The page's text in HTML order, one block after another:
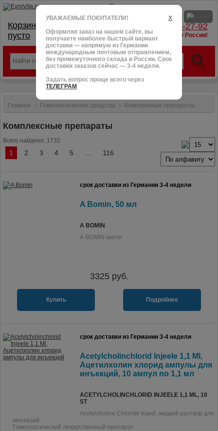
тел.: +7 (966) 095-27-92
доставим в любую точку России!
Корзина:
пусто
X
УВАЖАЕМЫЕ ПОКУПАТЕЛИ!
Оформляя заказ на нашем сайте, вы
получаете наиболее быстрый вариант
доставки — напрямую из Германии
международным почтовым отправлением,
без промежуточного склада в России. Срок
доставки заказов сейчас — 3-4 недели.
Задать вопрос проще всего через
ТЕЛЕГРАМ
Главная > Гомеопатические средства > Комплексные препараты
Комплексные препараты
Всего найдено: 1732
1 2 3 4 5 116
срок доставки из Германии 3-4 недели
A Bomin, 50 мл
A BOMIN
A-BOMIN капли
3325 руб.
Купить Подробнее
срок доставки из Германии 3-4 недели
Acetylcholinchlorid Injeele 1,1 Ml,
Ацетилхолин хлорид ампулы для
инъекций, 10 ампул по 1,1 мл
ACETYLCHOLINCHLORID INJEELE 1,1 ML, 10
ST
Acetylcholine Chloride Injeel, жидкий раствор для
инъекций.
Гомеопатический лекарственный препарат